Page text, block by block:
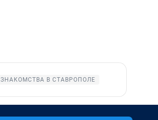
ЗНАКОМСТВА В СТАВРОПОЛЕ